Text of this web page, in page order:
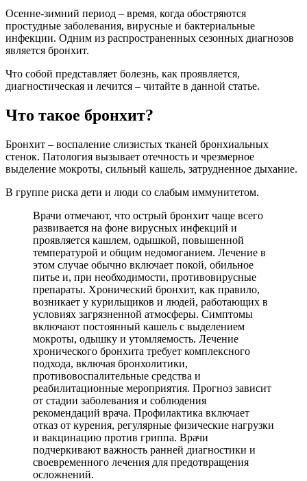
Осенне-зимний период – время, когда обостряются
простудные заболевания, вирусные и бактериальные
инфекции. Одним из распространенных сезонных диагнозов
является бронхит.
Что собой представляет болезнь, как проявляется,
диагностическая и лечится – читайте в данной статье.
Что такое бронхит?
Бронхит – воспаление слизистых тканей бронхиальных
стенок. Патология вызывает отечность и чрезмерное
выделение мокроты, сильный кашель, затрудненное дыхание.
В группе риска дети и люди со слабым иммунитетом.
Врачи отмечают, что острый бронхит чаще всего
развивается на фоне вирусных инфекций и
проявляется кашлем, одышкой, повышенной
температурой и общим недомоганием. Лечение в
этом случае обычно включает покой, обильное
питье и, при необходимости, противовирусные
препараты. Хронический бронхит, как правило,
возникает у курильщиков и людей, работающих в
условиях загрязненной атмосферы. Симптомы
включают постоянный кашель с выделением
мокроты, одышку и утомляемость. Лечение
хронического бронхита требует комплексного
подхода, включая бронхолитики,
противовоспалительные средства и
реабилитационные мероприятия. Прогноз зависит
от стадии заболевания и соблюдения
рекомендаций врача. Профилактика включает
отказ от курения, регулярные физические нагрузки
и вакцинацию против гриппа. Врачи
подчеркивают важность ранней диагностики и
своевременного лечения для предотвращения
осложнений.